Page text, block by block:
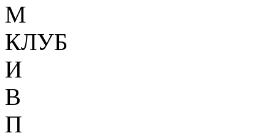
М
КЛУБ
И
В
П